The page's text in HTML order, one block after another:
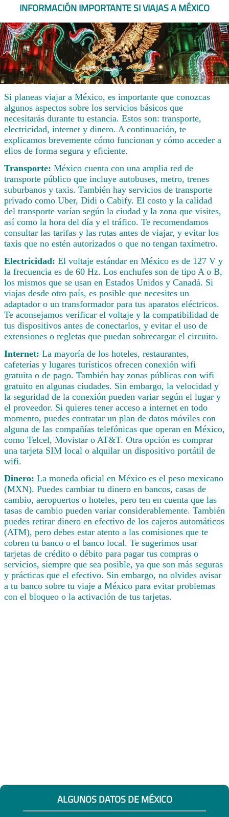
INFORMACIÓN IMPORTANTE SI VIAJAS A MÉXICO
Si planeas viajar a México, es importante que conozcas
algunos aspectos sobre los servicios básicos que
necesitarás durante tu estancia. Estos son: transporte,
electricidad, internet y dinero. A continuación, te
explicamos brevemente cómo funcionan y cómo acceder a
ellos de forma segura y eficiente.
Transporte: México cuenta con una amplia red de
transporte público que incluye autobuses, metro, trenes
suburbanos y taxis. También hay servicios de transporte
privado como Uber, Didi o Cabify. El costo y la calidad
del transporte varían según la ciudad y la zona que visites,
así como la hora del día y el tráfico. Te recomendamos
consultar las tarifas y las rutas antes de viajar, y evitar los
taxis que no estén autorizados o que no tengan taxímetro.
Electricidad: El voltaje estándar en México es de 127 V y
la frecuencia es de 60 Hz. Los enchufes son de tipo A o B,
los mismos que se usan en Estados Unidos y Canadá. Si
viajas desde otro país, es posible que necesites un
adaptador o un transformador para tus aparatos eléctricos.
Te aconsejamos verificar el voltaje y la compatibilidad de
tus dispositivos antes de conectarlos, y evitar el uso de
extensiones o regletas que puedan sobrecargar el circuito.
Internet: La mayoría de los hoteles, restaurantes,
cafeterías y lugares turísticos ofrecen conexión wifi
gratuita o de pago. También hay zonas públicas con wifi
gratuito en algunas ciudades. Sin embargo, la velocidad y
la seguridad de la conexión pueden variar según el lugar y
el proveedor. Si quieres tener acceso a internet en todo
momento, puedes contratar un plan de datos móviles con
alguna de las compañías telefónicas que operan en México,
como Telcel, Movistar o AT&T. Otra opción es comprar
una tarjeta SIM local o alquilar un dispositivo portátil de
wifi.
Dinero: La moneda oficial en México es el peso mexicano
(MXN). Puedes cambiar tu dinero en bancos, casas de
cambio, aeropuertos o hoteles, pero ten en cuenta que las
tasas de cambio pueden variar considerablemente. También
puedes retirar dinero en efectivo de los cajeros automáticos
(ATM), pero debes estar atento a las comisiones que te
cobren tu banco o el banco local. Te sugerimos usar
tarjetas de crédito o débito para pagar tus compras o
servicios, siempre que sea posible, ya que son más seguras
y prácticas que el efectivo. Sin embargo, no olvides avisar
a tu banco sobre tu viaje a México para evitar problemas
con el bloqueo o la activación de tus tarjetas.
ALGUNOS DATOS DE MÉXICO